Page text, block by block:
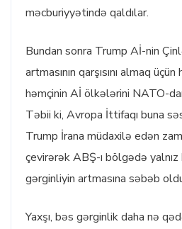
məcburiyyətində qaldılar.
Bundan sonra Trump Aİ-nin
artmasının qarşısını almaq
həmçinin Aİ ölkələrini NATO-
Təbii ki, Avropa İttifaqı buna
Trump İrana müdaxilə edən
çevirərək ABŞ-ı bölgədə yalnız
gərginliyin artmasına səbəb
Yaxşı, bəs gərginlik daha nə